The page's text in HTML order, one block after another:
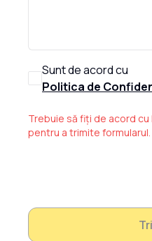
Sunt de acord cu
Politica de
Trebuie să fiți de acord
pentru a trimite formularul.